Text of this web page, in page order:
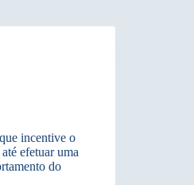
incentive o
efetuar uma
do